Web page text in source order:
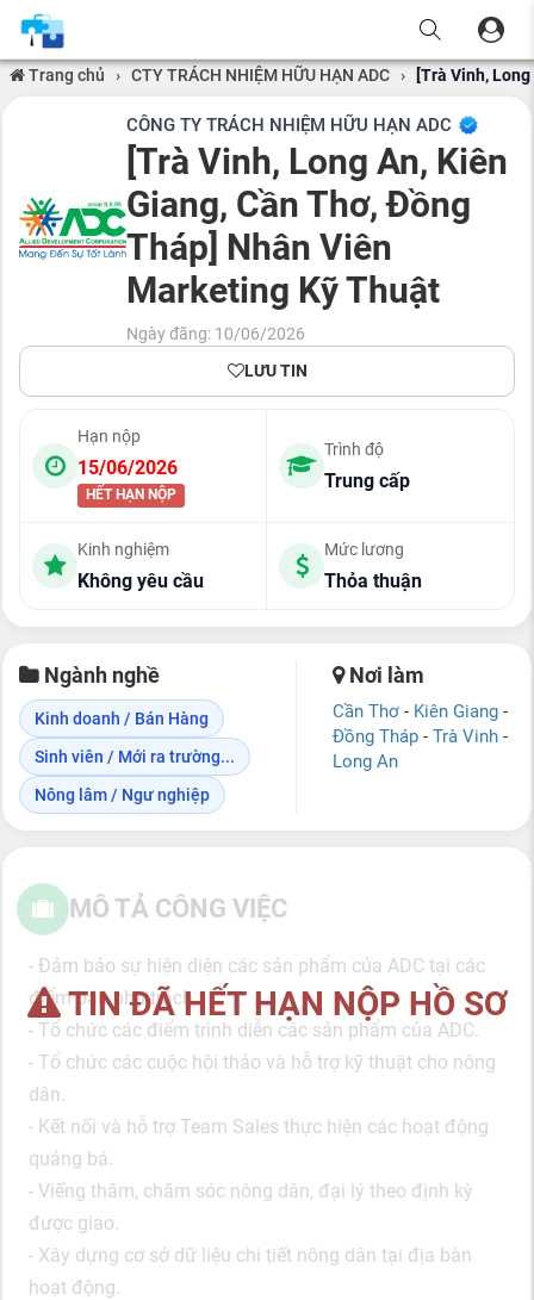
Trang chủ › CTY TRÁCH NHIỆM HỮU HẠN ADC › [Trà Vinh,
CÔNG TY TRÁCH NHIỆM HỮU HẠN ADC
[Trà Vinh, Long An, Kiên
Giang, Cần Thơ, Đồng
Tháp] Nhân Viên
Marketing Kỹ Thuật
Ngày đăng: 10/06/2026
LƯU TIN
Hạn nộp
15/06/2026
HẾT HẠN NỘP
Trình độ
Trung cấp
Kinh nghiệm
Không yêu cầu
Mức lương
Thỏa thuận
Ngành nghề
Kinh doanh / Bán Hàng
Sinh viên / Mới ra trường...
Nông lâm / Ngư nghiệp
Nơi làm
Cần Thơ- Kiên Giang-
Đồng Tháp- Trà Vinh-
Long An
TIN ĐÃ HẾT HẠN NỘP HỒ SƠ
MÔ TẢ CÔNG VIỆC
- Đảm bảo sự hiện diện các sản phẩm của ADC tại các
điểm bán phụ trách.
- Tổ chức các điểm trình diễn các sản phẩm của ADC.
- Tổ chức các cuộc hội thảo và hỗ trợ kỹ thuật cho nông
dân.
- Kết nối và hỗ trợ Team Sales thực hiện các hoạt động
quảng bá.
- Viếng thăm, chăm sóc nông dân, đại lý theo định kỳ
được giao.
- Xây dựng cơ sở dữ liệu chi tiết nông dân tại địa bàn
hoạt động.